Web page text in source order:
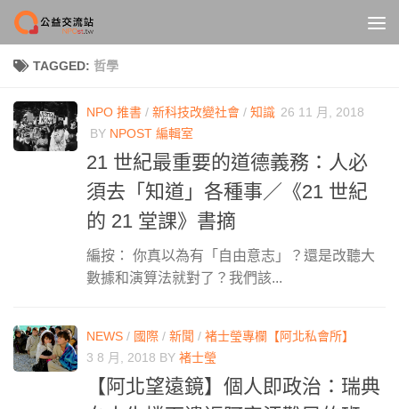
Skip to content
TAGGED: 哲學
NPO 推書 / 新科技改變社會 / 知識 26 11 月, 2018
BY NPOST 編輯室
21 世紀最重要的道德義務：人必
須去「知道」各種事／《21 世紀
的 21 堂課》書摘
編按： 你真以為有「自由意志」？還是改聽大
數據和演算法就對了？我們該...
NEWS / 國際 / 新聞 / 褚士瑩專欄【阿北私會所】
3 8 月, 2018 BY 褚士瑩
【阿北望遠鏡】個人即政治：瑞典